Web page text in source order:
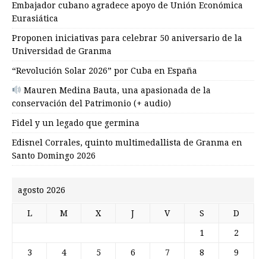
Embajador cubano agradece apoyo de Unión Económica
Eurasiática
Proponen iniciativas para celebrar 50 aniversario de la
Universidad de Granma
“Revolución Solar 2026” por Cuba en España
Mauren Medina Bauta, una apasionada de la
conservación del Patrimonio (+ audio)
Fidel y un legado que germina
Edisnel Corrales, quinto multimedallista de Granma en
Santo Domingo 2026
agosto 2026
L M X J V S D
1 2
3 4 5 6 7 8 9